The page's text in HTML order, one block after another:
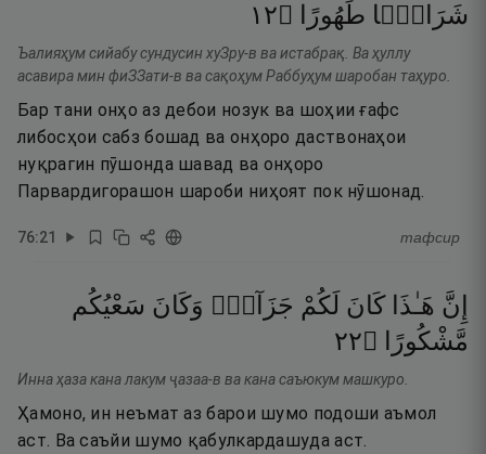
شَرَابًۭا طَهُورًا ۝٢١
Ъалияҳум сийабу сундусин хуЗру-в ва истабрақ. Ва ҳуллу
асавира мин фиЗЗати-в ва сақоҳум Раббуҳум шаробан таҳуро.
Бар тани онҳо аз дебои нозук ва шоҳии ғафс
либосҳои сабз бошад ва онҳоро даствонаҳои
нуқрагин пӯшонда шавад ва онҳоро
Парвардигорашон шароби ниҳоят пок нӯшонад.
76:21 тафсир
إِنَّ هَـٰذَا كَانَ لَكُمْ جَزَآءًۭ وَكَانَ سَعْيُكُم
مَّشْكُورًا
۝٢٢
Инна ҳаза кана лакум ҷазаа-в ва кана саъюкум машкуро.
Ҳамоно, ин неъмат аз барои шумо подоши аъмол
аст. Ва саъйи шумо қабулкардашуда аст.